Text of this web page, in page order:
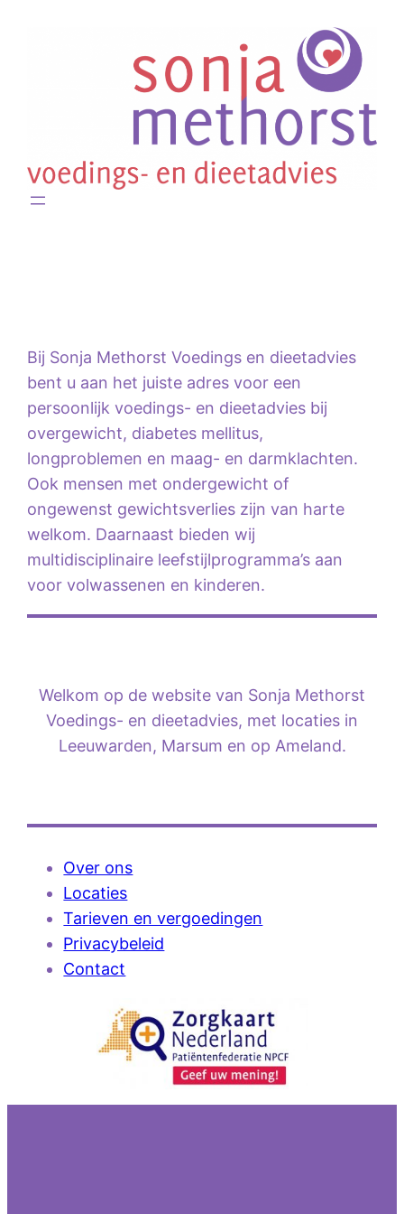
Bij Sonja Methorst Voedings en dieetadvies
bent u aan het juiste adres voor een
persoonlijk voedings- en dieetadvies bij
overgewicht, diabetes mellitus,
longproblemen en maag- en darmklachten.
Ook mensen met ondergewicht of
ongewenst gewichtsverlies zijn van harte
welkom. Daarnaast bieden wij
multidisciplinaire leefstijlprogramma’s aan
voor volwassenen en kinderen.
Welkom op de website van Sonja Methorst
Voedings- en dieetadvies, met locaties in
Leeuwarden, Marsum en op Ameland.
Over ons
Locaties
Tarieven en vergoedingen
Privacybeleid
Contact